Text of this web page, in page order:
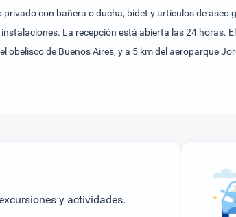
con bañera o ducha, bidet y artículos de
La recepción está abierta las 24 horas.
obelisco de Buenos Aires, y a 5 km del aeroparque
y actividades.